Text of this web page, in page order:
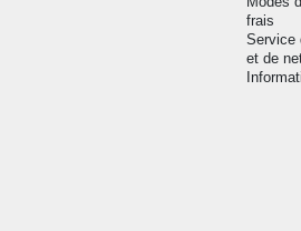
frais
Service
et de